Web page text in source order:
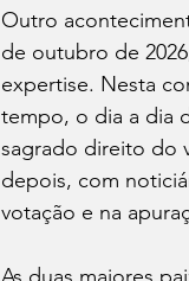
Outro
de outubro de
expertise. Nesta
tempo, o dia a dia
sagrado direito do
depois, com
votação e na